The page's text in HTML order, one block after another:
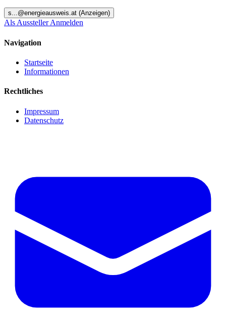
s...@energieausweis.at (Anzeigen)
Als Aussteller Anmelden
Navigation
Startseite
Informationen
Rechtliches
Impressum
Datenschutz